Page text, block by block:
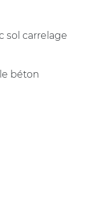
sol carrelage
béton